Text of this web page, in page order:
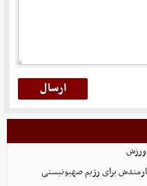
ورزش
برای رژیم صهیونیستی